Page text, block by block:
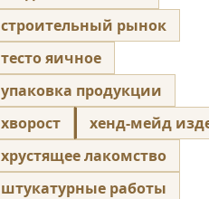
строительный рынок
тесто яичное
упаковка продукции
хворост
хенд-мейд
хрустящее лакомство
штукатурные работы